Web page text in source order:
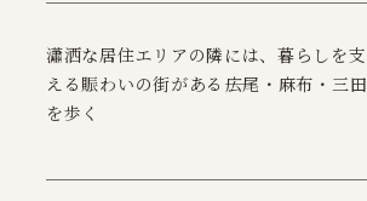
瀟洒な居住エリアの隣には、暮らしを支
える賑わいの街がある――広尾・麻布・三田
を歩く